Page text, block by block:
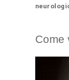
Come